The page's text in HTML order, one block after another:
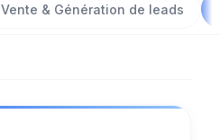
Vente & Génération de leads